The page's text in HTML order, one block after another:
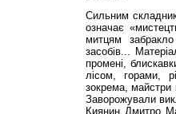
Сильним
означає
митцям
засобів...
промені,
лісом, горами,
зокрема,
Заворожували
Киянин Дмитро